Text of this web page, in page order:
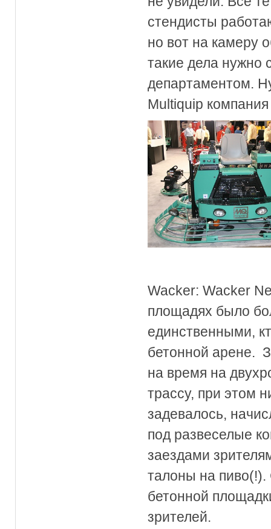
стендисты
но вот на камеру
такие дела нужно
департаментом.
Multiquip
Wacker: Wacker
площадях было
единственными,
бетонной арене.
на время на
трассу, при этом
задевалось,
под развеселые
заездами
талоны на пиво(!).
бетонной
зрителей.